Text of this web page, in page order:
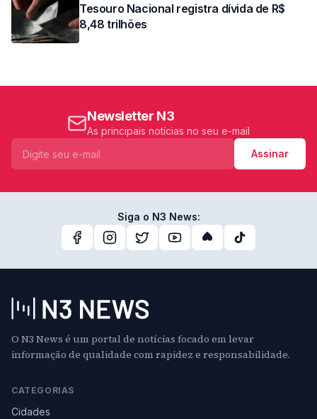
Tesouro Nacional registra dívida de R$
8,48 trilhões
Newsletter N3
As principais notícias no seu e-mail
Assinar
Siga o N3 News:
O N3 News é um portal de notícias focado em levar
informação de qualidade com rapidez e responsabilidade.
CATEGORIAS
Cidades